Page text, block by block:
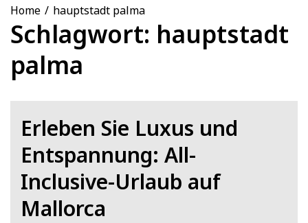
Home hauptstadt palma
Schlagwort: hauptstadt
palma
Erleben Sie Luxus und
Entspannung: All-
Inclusive-Urlaub auf
Mallorca